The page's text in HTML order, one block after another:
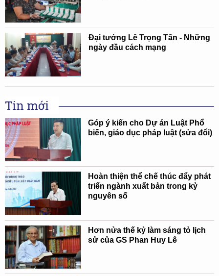
Đại tướng Lê Trọng Tấn - Những
ngày đầu cách mạng
Tin mới
Góp ý kiến cho Dự án Luật Phổ
biến, giáo dục pháp luật (sửa đổi)
Hoàn thiện thể chế thúc đẩy phát
triển ngành xuất bản trong kỷ
nguyên số
Hơn nửa thế kỷ làm sáng tỏ lịch
sử của GS Phan Huy Lê